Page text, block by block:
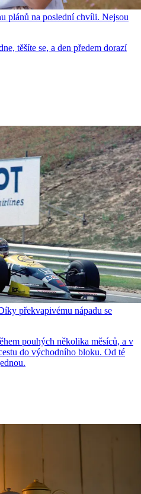
plánů na poslední chvíli. Nejsou
těšíte se, a den předem dorazí
překvapivému nápadu se
pouhých několika měsíců, a v
do východního bloku. Od té